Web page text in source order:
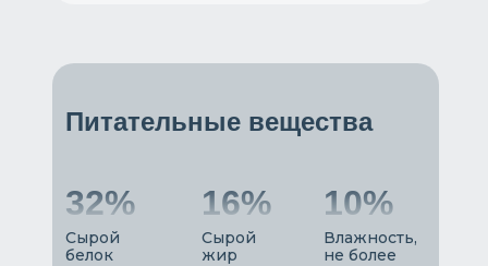
Питательные вещества
Сырой
белок
32%
Сырой
жир
16%
Влажность,
не более
10%